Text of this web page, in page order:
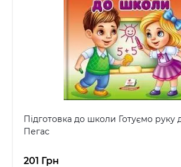
Підготовка до школи Готуємо руку
Пегас
201 Грн